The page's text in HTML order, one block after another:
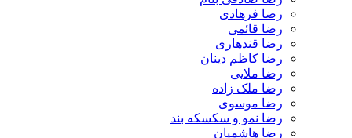
رضا فرهادی
رضا قائمی
رضا قندهاری
رضا کاظم دینان
رضا ملایی
رضا ملک زاده
رضا موسوی
رضا نمو و سکسکه بند
رضا هاشمیان